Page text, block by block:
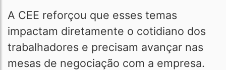
A CEE reforçou que esses temas
impactam diretamente o cotidiano dos
trabalhadores e precisam avançar nas
mesas de negociação com a empresa.